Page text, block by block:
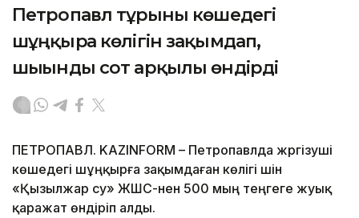
Петропавл тұрғыны көшедегі
шұңқырға көлігін зақымдап,
шығынды сот арқылы өндірді
ПЕТРОПАВЛ. KAZINFORM – Петропавлда жүргізуші
көшедегі шұңқырға зақымдаған көлігі үшін
«Қызылжар су» ЖШС-нен 500 мың теңгеге жуық
қаражат өндіріп алды.